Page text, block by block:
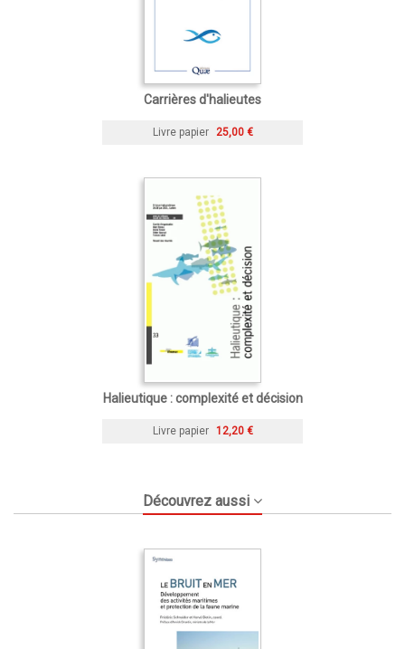
Carrières d'halieutes
Livre papier 25,00 €
Halieutique : complexité et décision
Livre papier 12,20 €
Découvrez aussi